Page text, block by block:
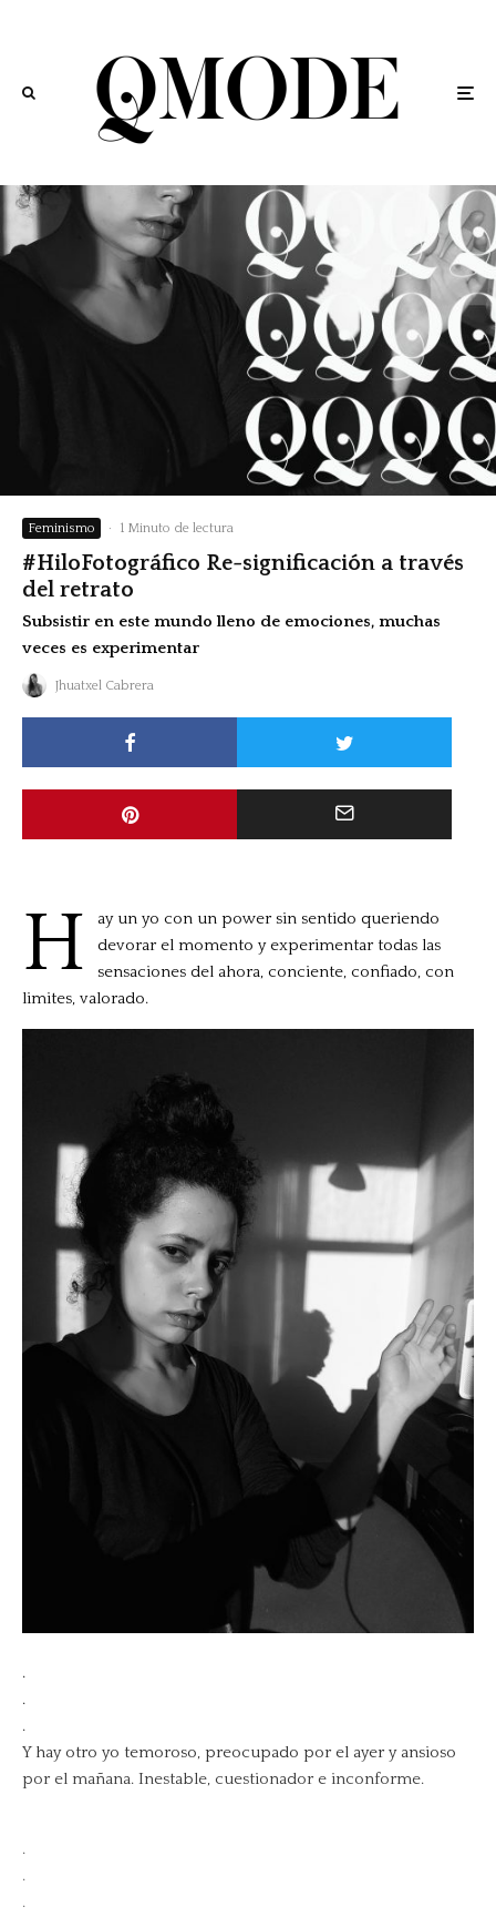
Feminismo · 1 Minuto de lectura
#HiloFotográfico Re-significación a través
del retrato
Subsistir en este mundo lleno de emociones, muchas
veces es experimentar
Jhuatxel Cabrera
H
ay un yo con un power sin sentido queriendo
devorar el momento y experimentar todas las
sensaciones del ahora, conciente, confiado, con
limites, valorado.
.
.
.
Y hay otro yo temoroso, preocupado por el ayer y ansioso
por el mañana. Inestable, cuestionador e inconforme.
.
.
.